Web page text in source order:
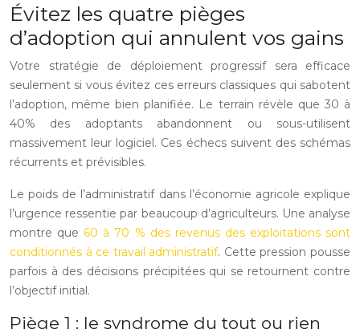
Évitez les quatre pièges
d’adoption qui annulent vos gains
Votre stratégie de déploiement progressif sera efficace
seulement si vous évitez ces erreurs classiques qui sabotent
l’adoption, même bien planifiée. Le terrain révèle que 30 à
40% des adoptants abandonnent ou sous-utilisent
massivement leur logiciel. Ces échecs suivent des schémas
récurrents et prévisibles.
Le poids de l’administratif dans l’économie agricole explique
l’urgence ressentie par beaucoup d’agriculteurs. Une analyse
montre que 60 à 70 % des revenus des exploitations sont
conditionnés à ce travail administratif. Cette pression pousse
parfois à des décisions précipitées qui se retournent contre
l’objectif initial.
Piège 1 : le syndrome du tout ou rien